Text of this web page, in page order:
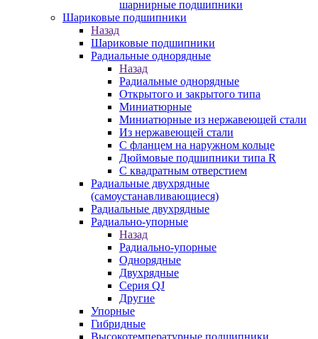
шарнирные подшипники
Шариковые подшипники
Назад
Шариковые подшипники
Радиальные однорядные
Назад
Радиальные однорядные
Открытого и закрытого типа
Миниатюрные
Миниатюрные из нержавеющей стали
Из нержавеющей стали
С фланцем на наружном кольце
Дюймовые подшипники типа R
С квадратным отверстием
Радиальные двухрядные
(самоустанавливающиеся)
Радиальные двухрядные
Радиально-упорные
Назад
Радиально-упорные
Однорядные
Двухрядные
Серия QJ
Другие
Упорные
Гибридные
Высокотемпературные подшипники